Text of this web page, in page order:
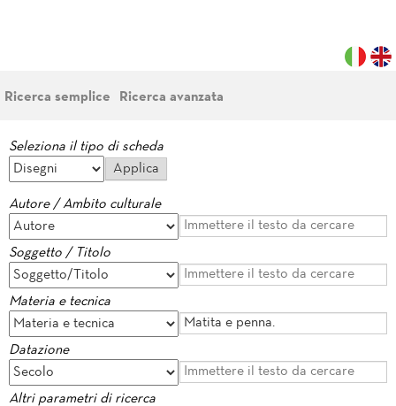
Ricerca semplice Ricerca avanzata
Seleziona il tipo di scheda
Autore / Ambito culturale
Soggetto / Titolo
Materia e tecnica
Datazione
Altri parametri di ricerca